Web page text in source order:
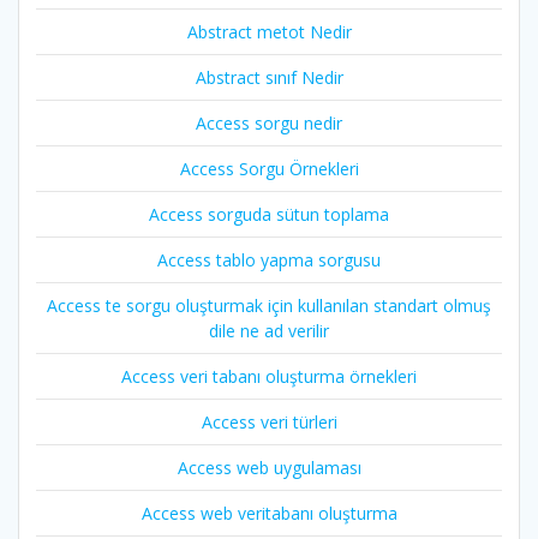
Abstract metot Nedir
Abstract sınıf Nedir
Access sorgu nedir
Access Sorgu Örnekleri
Access sorguda sütun toplama
Access tablo yapma sorgusu
Access te sorgu oluşturmak için kullanılan standart olmuş
dile ne ad verilir
Access veri tabanı oluşturma örnekleri
Access veri türleri
Access web uygulaması
Access web veritabanı oluşturma